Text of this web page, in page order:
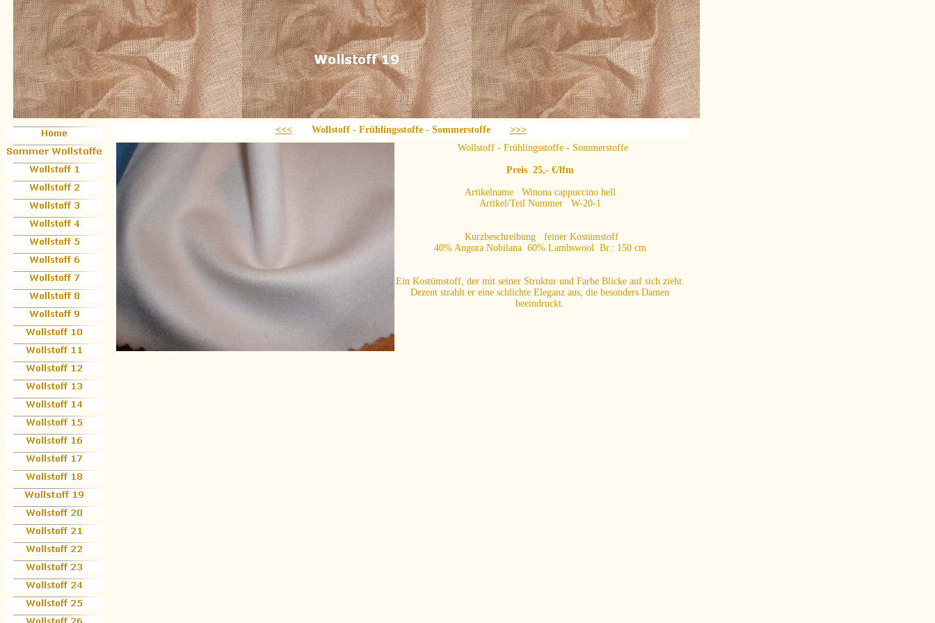
<<<Wollstoff - Frühlingsstoffe - Sommerstoffe >>>
Wollstoff - Frühlingsstoffe - Sommerstoffe
Preis 25,- €/lfm
Artikelname Winona cappuccino hell
Artikel/Teil Nummer W-20-1
Kurzbeschreibung feiner Kostümstoff
40% Angora Nobilana 60% Lambswool Br.: 150 cm
Ein Kostümstoff, der mit seiner Struktur und Farbe Blicke auf sich zieht.
Dezent strahlt er eine schlichte Eleganz aus, die besonders Damen
beeindruckt.